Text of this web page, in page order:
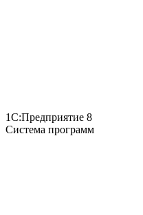
1С:Предприятие 8
Система программ